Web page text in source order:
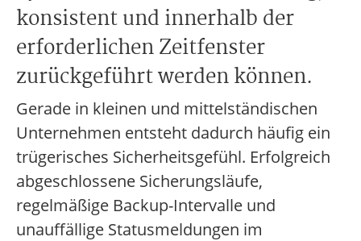
konsistent und innerhalb der
erforderlichen Zeitfenster
zurückgeführt werden können.
Gerade in kleinen und mittelständischen
Unternehmen entsteht dadurch häufig ein
trügerisches Sicherheitsgefühl. Erfolgreich
abgeschlossene Sicherungsläufe,
regelmäßige Backup-Intervalle und
unauffällige Statusmeldungen im